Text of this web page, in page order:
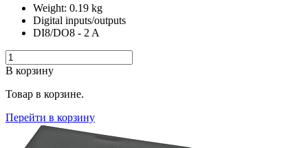
Weight: 0.19 kg
Digital inputs/outputs
DI8/DO8 - 2 A
В корзину
Товар в корзине.
Перейти в корзину